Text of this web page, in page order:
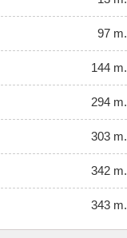
97 m.
144 m.
294 m.
303 m.
342 m.
343 m.